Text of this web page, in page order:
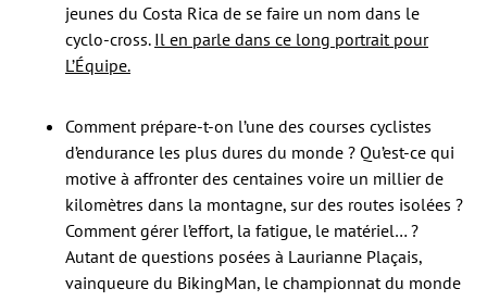
jeunes du Costa Rica de se faire un nom dans le
cyclo-cross. Il en parle dans ce long portrait pour
L’Équipe.
Comment prépare-t-on l’une des courses cyclistes
d’endurance les plus dures du monde ? Qu’est-ce qui
motive à affronter des centaines voire un millier de
kilomètres dans la montagne, sur des routes isolées ?
Comment gérer l’effort, la fatigue, le matériel… ?
Autant de questions posées à Laurianne Plaçais,
vainqueure du BikingMan, le championnat du monde